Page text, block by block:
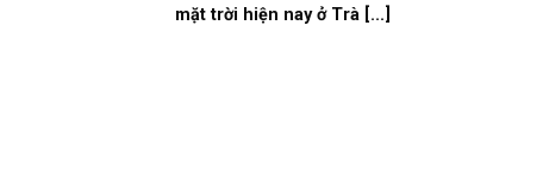
mặt trời hiện nay ở Trà [...]